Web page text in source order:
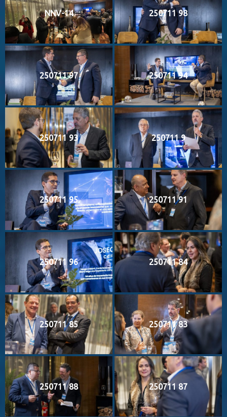
NNV-14 250711 98
250711 97 250711 94
250711 93 250711 9
250711 95 250711 91
250711 96 250711 84
250711 85 250711 83
250711 88 250711 87